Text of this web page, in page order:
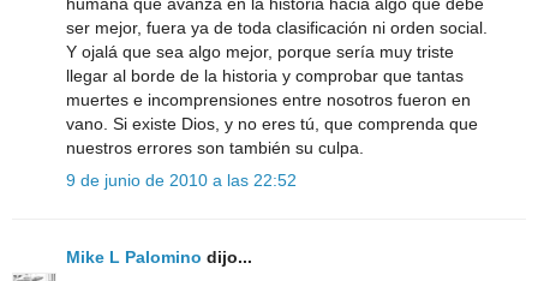
ser mejor, fuera ya de toda clasificación ni orden social.
Y ojalá que sea algo mejor, porque sería muy triste
llegar al borde de la historia y comprobar que tantas
muertes e incomprensiones entre nosotros fueron en
vano. Si existe Dios, y no eres tú, que comprenda que
nuestros errores son también su culpa.
9 de junio de 2010 a las 22:52
Mike L Palomino dijo...